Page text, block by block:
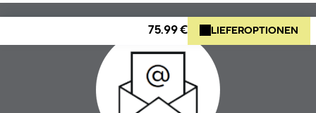
75.99 € LIEFEROPTIONEN